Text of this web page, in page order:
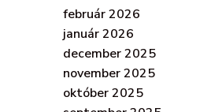
február 2026
január 2026
december 2025
november 2025
október 2025